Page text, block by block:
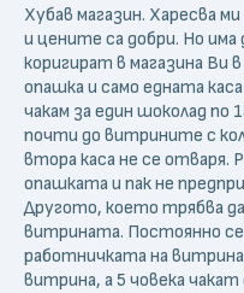
Асорти“ предлага
гарантирани от своя
Хубав магазин. Харесва
и цените са добри. Но
коригират в магазина Ви
опашка и само едната
чакам за един шоколад
почти до витрините с
втора каса не се
опашката и пак не
Другото, което трябва
витрината. Постоянно
работничката на
витрина, а 5 човека